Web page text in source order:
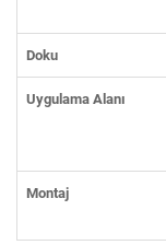
Doku
Uygulama Alanı
Montaj